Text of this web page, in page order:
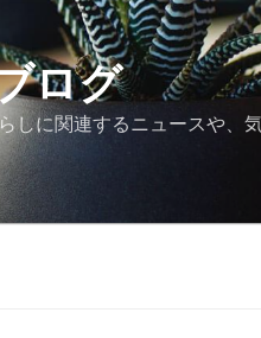
ログ
しに関連するニュースや、